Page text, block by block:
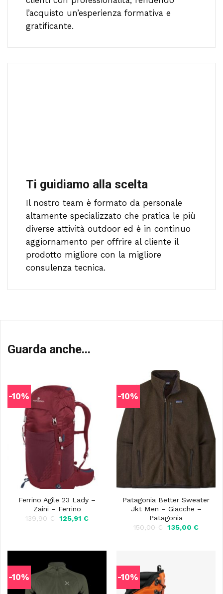
l’acquisto un’esperienza formativa e
gratificante.
Ti guidiamo alla scelta
Il nostro team è formato da personale
altamente specializzato che pratica le più
diverse attività outdoor ed è in continuo
aggiornamento per offrire al cliente il
prodotto migliore con la migliore
consulenza tecnica.
Guarda anche...
-10%
Ferrino Agile 23 Lady –
Zaini – Ferrino
139,90€ Il
125,91€Il
-10%
Patagonia Better Sweater
Jkt Men – Giacche –
Patagonia
150,00€ Il
135,00€Il
-10% -10%